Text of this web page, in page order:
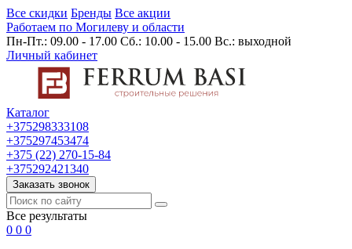
Все скидки Бренды Все акции
Работаем по Могилеву и области
Пн-Пт.: 09.00 - 17.00 Сб.: 10.00 - 15.00 Вс.: выходной
Личный кабинет
Каталог
+375298333108
+375297453474
+375 (22) 270-15-84
+375292421340
Заказать звонок
Все результаты
0 0 0